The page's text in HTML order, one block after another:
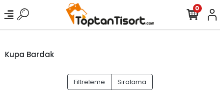
0
Kupa Bardak
Filtreleme Sıralama